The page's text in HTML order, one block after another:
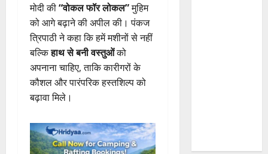
मोदी की“वोकल फॉर लोकल”मुहिम
को आगे बढ़ाने की अपील की। पंकज
त्रिपाठी ने कहा कि हमें मशीनों से नहीं
बल्किहाथ से बनी वस्तुओंको
अपनाना चाहिए, ताकि कारीगरों के
कौशल और पारंपरिक हस्तशिल्प को
बढ़ावा मिले।